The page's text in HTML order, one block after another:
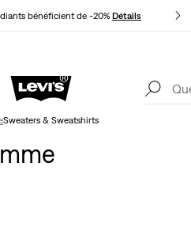
bénéficient de -20%Détails
retours Mise à jour
Sweaters & Sweatshirts